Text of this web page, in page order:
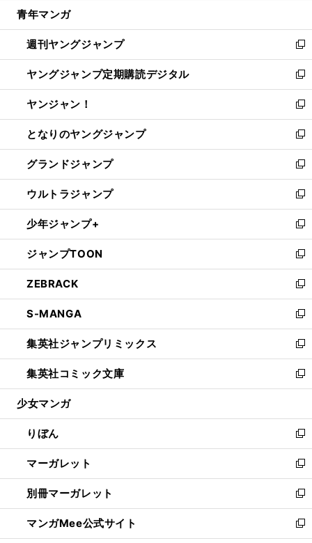
開
く
ウ
で
開
く
ン
ド
ウ
で
開
く
ウ
ィ
ン
ド
ウ
で
開
く
青年マンガ
週刊ヤングジャンプ
新
し
い
ウ
ィ
ン
ド
ウ
で
開
く
ヤングジャンプ定期購読デジタル
新
し
い
ウ
ィ
ン
ド
ウ
で
開
く
ヤンジャン！
新
し
い
ウ
ィ
ン
ド
ウ
で
開
く
となりのヤングジャンプ
新
し
い
ウ
ィ
ン
ド
ウ
で
開
く
グランドジャンプ
新
し
い
ウ
ィ
ン
ド
ウ
で
開
く
ウルトラジャンプ
新
し
い
ウ
ィ
ン
ド
ウ
で
開
く
少年ジャンプ+
新
し
い
ウ
ィ
ン
ド
ウ
で
開
く
ジャンプTOON
新
し
い
ウ
ィ
ン
ド
ウ
で
開
ZEBRACK
新
し
い
ウ
ィ
ン
ド
ウ
開
く
S-MANGA
新
し
い
ウ
ィ
ン
ウ
で
開
く
集英社ジャンプリミックス
新
し
い
ウ
ン
ド
ウ
で
開
く
集英社コミック文庫
新
し
ウ
ィ
ン
ド
ウ
で
開
く
少女マンガ
りぼん
新
し
い
ウ
ィ
ン
ド
ウ
マーガレット
新
し
い
ウ
ィ
ン
別冊マーガレット
新
し
い
ウ
マンガMee公式サイト
新